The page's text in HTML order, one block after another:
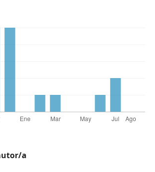
a